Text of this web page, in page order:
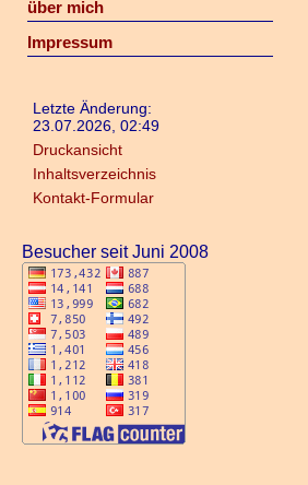
über mich
Impressum
Letzte Änderung:
23.07.2026, 02:49
Druckansicht
Inhaltsverzeichnis
Kontakt-Formular
Besucher seit Juni 2008